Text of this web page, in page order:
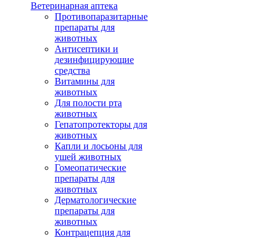
Ветеринарная аптека
Противопаразитарные
препараты для
животных
Антисептики и
дезинфицирующие
средства
Витамины для
животных
Для полости рта
животных
Гепатопротекторы для
животных
Капли и лосьоны для
ушей животных
Гомеопатические
препараты для
животных
Дерматологические
препараты для
животных
Контрацепция для